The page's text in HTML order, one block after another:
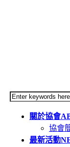
關於協會
協會
最新活動